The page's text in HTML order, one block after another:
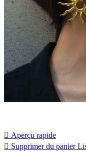
 Aperçu rapide
 Supprimer du panier